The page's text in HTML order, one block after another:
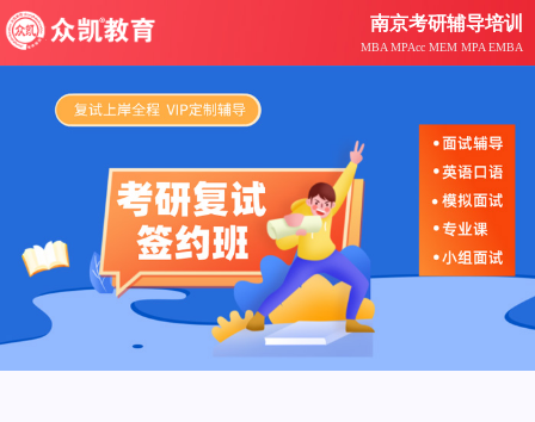
南京考研辅导培训
MBA MPAcc MEM MPA EMBA